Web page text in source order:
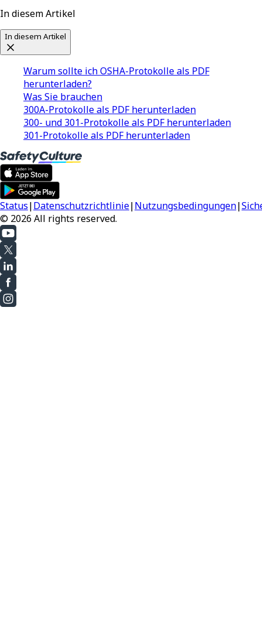
In diesem Artikel
In diesem Artikel
Warum sollte ich OSHA-Protokolle als PDF
herunterladen?
Was Sie brauchen
300A-Protokolle als PDF herunterladen
300- und 301-Protokolle als PDF herunterladen
301-Protokolle als PDF herunterladen
Status|Datenschutzrichtlinie|Nutzungsbedingungen|
© 2026 All rights reserved.